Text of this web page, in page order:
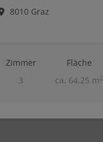
8010 Graz
Zimmer
3
Fläche
ca. 64,25 m2